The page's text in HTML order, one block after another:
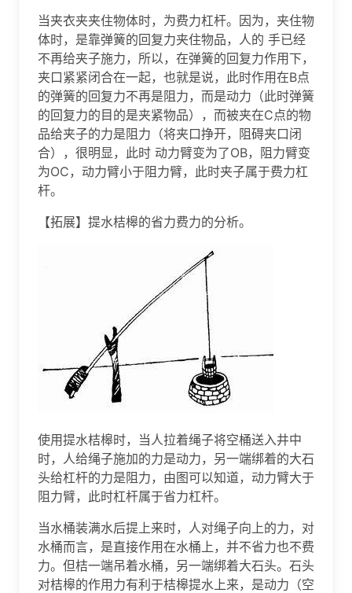
当夹衣夹夹住物体时，为费力杠杆。因为，夹住物
体时，是靠弹簧的回复力夹住物品，人的 手已经
不再给夹子施力，所以，在弹簧的回复力作用下，
夹口紧紧闭合在一起，也就是说，此时作用在B点
的弹簧的回复力不再是阻力，而是动力（此时弹簧
的回复力的目的是夹紧物品），而被夹在C点的物
品给夹子的力是阻力（将夹口挣开，阻碍夹口闭
合），很明显，此时 动力臂变为了OB，阻力臂变
为OC，动力臂小于阻力臂，此时夹子属于费力杠
杆。
【拓展】提水桔槔的省力费力的分析。
使用提水桔槔时，当人拉着绳子将空桶送入井中
时，人给绳子施加的力是动力，另一端绑着的大石
头给杠杆的力是阻力，由图可以知道，动力臂大于
阻力臂，此时杠杆属于省力杠杆。
当水桶装满水后提上来时，人对绳子向上的力，对
水桶而言，是直接作用在水桶上，并不省力也不费
力。但桔一端吊着水桶，另一端绑着大石头。石头
对桔槔的作用力有利于桔槔提水上来，是动力（空